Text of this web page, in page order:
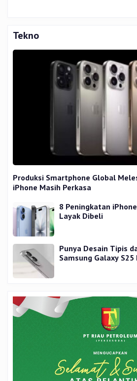
Tekno
Produksi Smartphone Global
iPhone Masih Perkasa
8 Peningkatan
Layak Dibeli
Punya Desain Tipis
Samsung Galaxy S25